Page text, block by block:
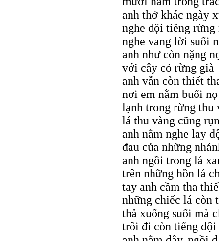
anh thở khác ngày
nghe dội tiếng rừng
nghe vang lời suối
anh như còn nặng
với cây cỏ rừng già
anh vẫn còn thiết
nơi em nằm buổi nọ
lạnh trong rừng thu
lá thu vàng cũng
anh nằm nghe lay
đau của những
anh ngồi trong lá
trên những hồn lá
tay anh cầm tha
những chiếc lá còn
thả xuống suối mà
trôi đi còn tiếng dội